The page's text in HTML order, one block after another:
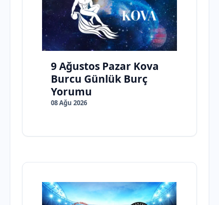
9 Ağustos Pazar Kova
Burcu Günlük Burç
Yorumu
08 Ağu 2026